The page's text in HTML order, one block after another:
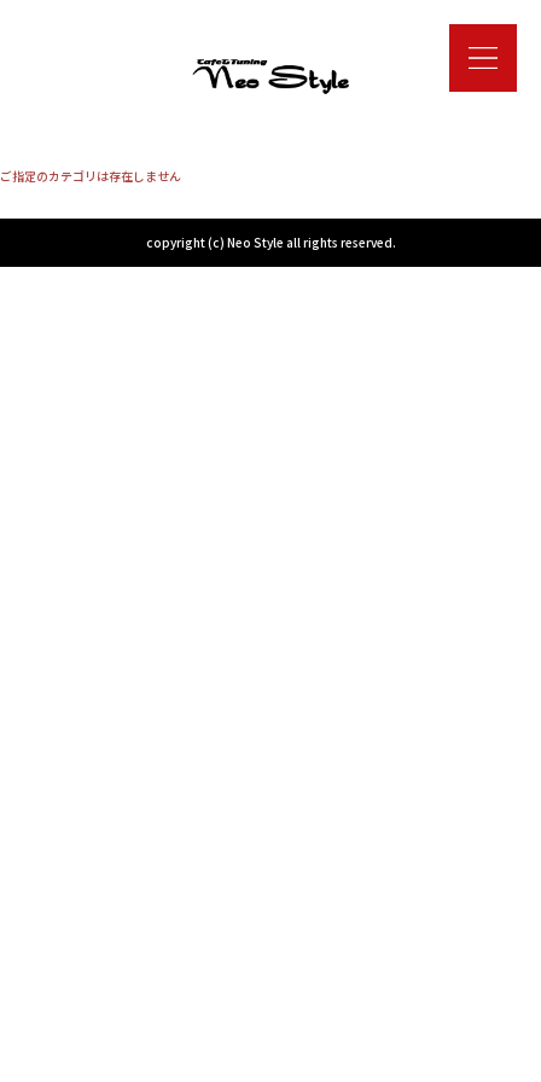
ご指定のカテゴリは存在しません
copyright (c) Neo Style all rights reserved.